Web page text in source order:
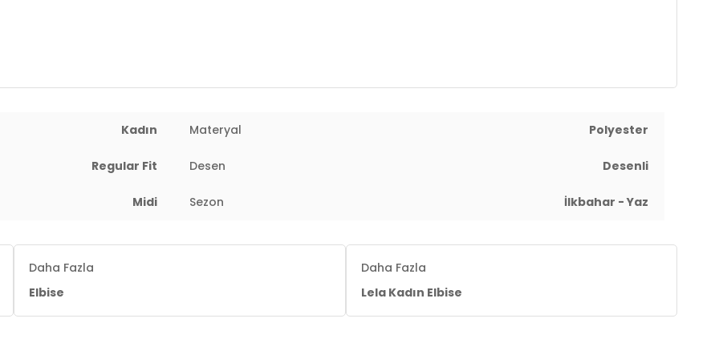
Kadın Materyal Polyester
Regular Fit Desen Desenli
Midi Sezon İlkbahar - Yaz
Daha Fazla
Elbise
Daha Fazla
Lela Kadın Elbise